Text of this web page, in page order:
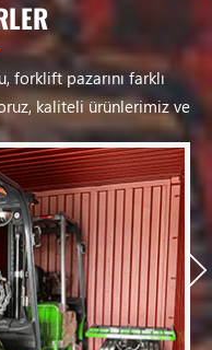
forklift pazarını farklı
kaliteli ürünlerimiz ve
değerli müşterilerimiz,
dünyanın her yerinden